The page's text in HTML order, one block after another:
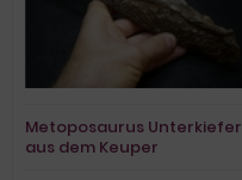
Metoposaurus Unterkiefer
aus dem Keuper